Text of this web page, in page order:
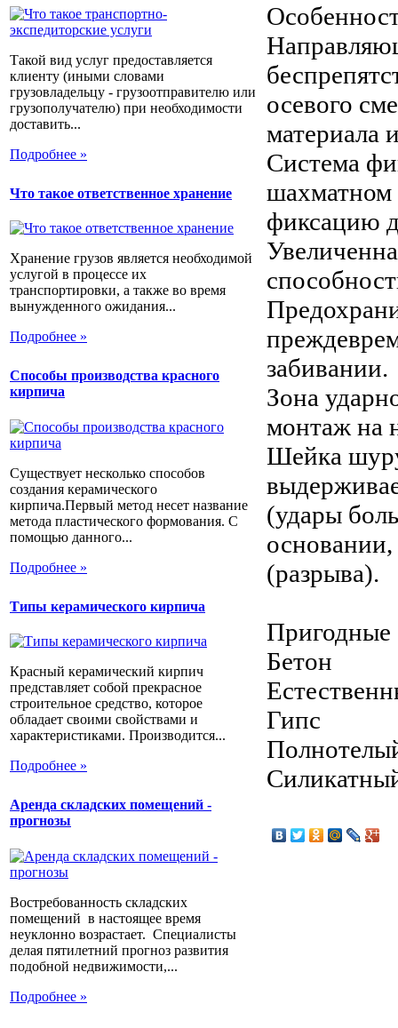
Такой вид услуг предоставляется
клиенту (иными словами
грузовладельцу - грузоотправителю или
грузополучателю) при необходимости
доставить...
Подробнее »
Что такое ответственное хранение
Хранение грузов является необходимой
услугой в процессе их
транспортировки, а также во время
вынужденного ожидания...
Подробнее »
Способы производства красного
кирпича
Существует несколько способов
создания керамического
кирпича.Первый метод несет название
метода пластического формования. С
помощью данного...
Подробнее »
Типы керамического кирпича
Красный керамический кирпич
представляет собой прекрасное
строительное средство, которое
обладает своими свойствами и
характеристиками. Производится...
Подробнее »
Аренда складских помещений -
прогнозы
Востребованность складских
помещений в настоящее время
неуклонно возрастает. Специалисты
делая пятилетний прогноз развития
подобной недвижимости,...
Подробнее »
осевого
материала
Система
шахматном
фиксацию
забивании.
Зона
монтаж на
Шейка
(удары
(разрыва).
Пригодные
Бетон
Гипс